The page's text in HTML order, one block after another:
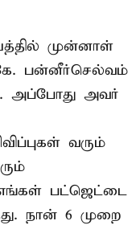
முன்னாள்
பன்னீர்செல்வம்
அப்போது அவர்
வரும்
எங்கள் பட்ஜெட்டை
நான் 6 முறை